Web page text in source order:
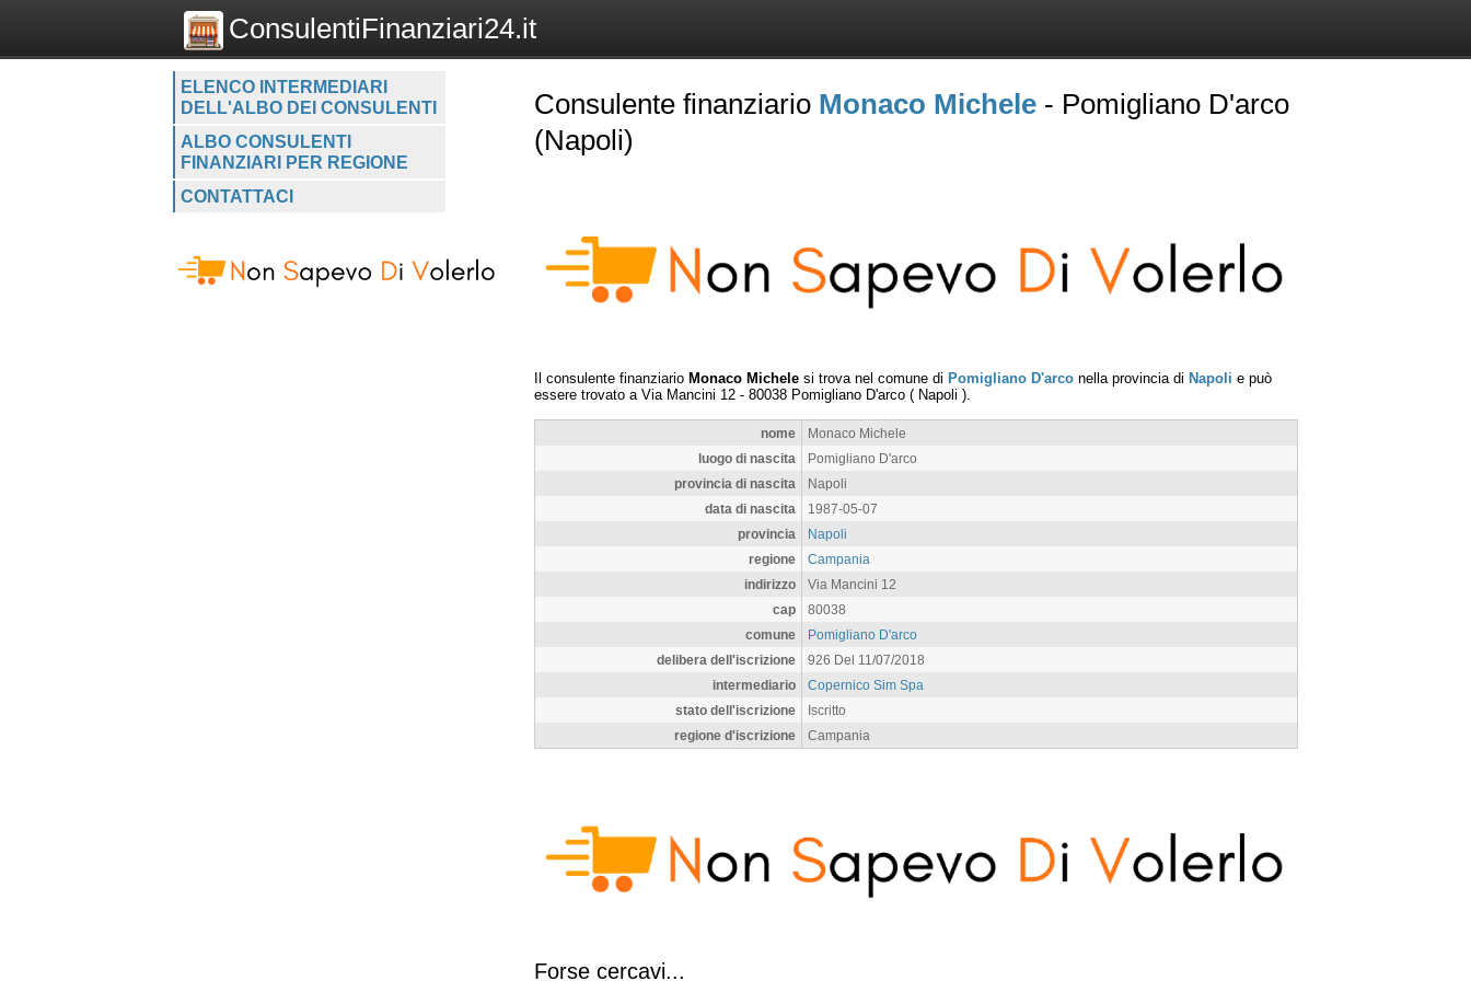
ConsulentiFinanziari24.it
ELENCO INTERMEDIARI
DELL'ALBO DEI CONSULENTI
ALBO CONSULENTI
FINANZIARI PER REGIONE
CONTATTACI
Consulente finanziario Monaco Michele - Pomigliano D'arco
(Napoli)
Il consulente finanziario Monaco Michele si trova nel comune di Pomigliano D'arco nella provincia di Napoli e può
essere trovato a Via Mancini 12 - 80038 Pomigliano D'arco ( Napoli ).
nome
Monaco Michele
luogo di nascita
Pomigliano D'arco
provincia di nascita
Napoli
data di nascita
1987-05-07
provincia
Napoli
regione
Campania
indirizzo
Via Mancini 12
cap
80038
comune
Pomigliano D'arco
delibera dell'iscrizione
926 Del 11/07/2018
intermediario
Copernico Sim Spa
stato dell'iscrizione
Iscritto
regione d'iscrizione
Campania
Forse cercavi...